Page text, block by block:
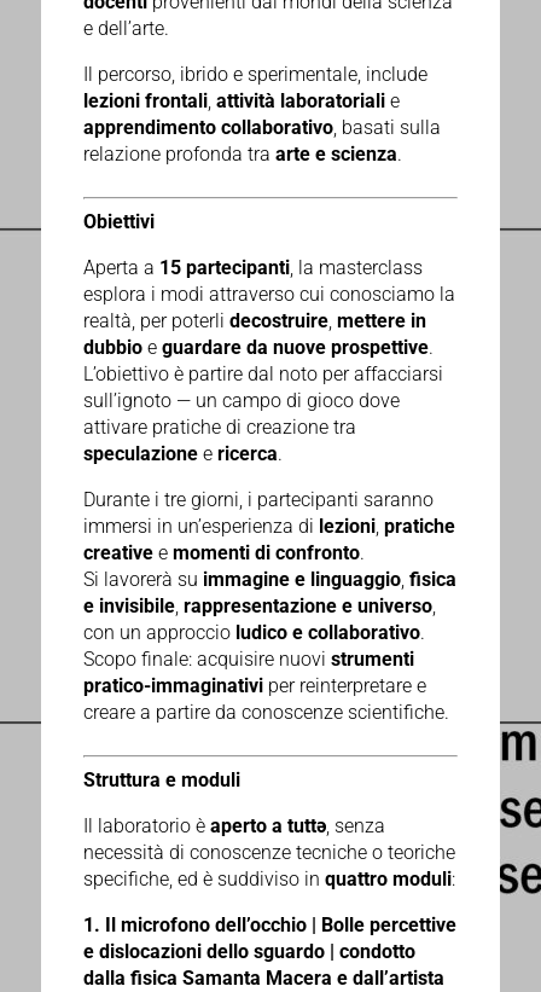
e dell’arte.
Il percorso, ibrido e sperimentale, include
lezioni frontali, attività laboratorialie
apprendimento collaborativo, basati sulla
relazione profonda tra arte e scienza.
Obiettivi
Aperta a 15 partecipanti, la masterclass
esplora i modi attraverso cui conosciamo la
realtà, per poterli decostruire, mettere in
dubbioe guardare da nuove prospettive.
L’obiettivo è partire dal noto per affacciarsi
sull’ignoto — un campo di gioco dove
attivare pratiche di creazione tra
speculazionee ricerca.
Durante i tre giorni, i partecipanti saranno
immersi in un’esperienza di lezioni, pratiche
creativee momenti di confronto.
Si lavorerà su immagine e linguaggio, fisica
e invisibile, rappresentazione e universo,
con un approccio ludico e collaborativo.
Scopo finale: acquisire nuovi strumenti
pratico-immaginativiper reinterpretare e
creare a partire da conoscenze scientifiche.
Struttura e moduli
Il laboratorio è aperto a tuttə, senza
necessità di conoscenze tecniche o teoriche
specifiche, ed è suddiviso in quattro moduli:
1. Il microfono dell’occhio | Bolle percettive
e dislocazioni dello sguardo | condotto
dalla fisica Samanta Macera e dall’artista